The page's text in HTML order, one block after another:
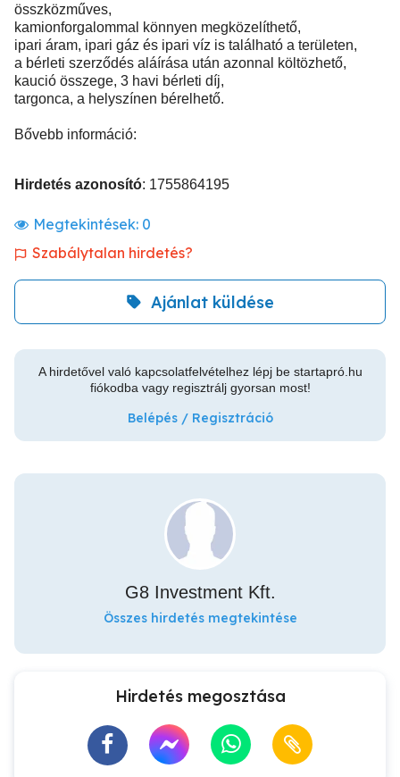
összközműves,
kamionforgalommal könnyen megközelíthető,
ipari áram, ipari gáz és ipari víz is található a területen,
a bérleti szerződés aláírása után azonnal költözhető,
kaució összege, 3 havi bérleti díj,
targonca, a helyszínen bérelhető.
Bővebb információ:
Hirdetés azonosító: 1755864195
Megtekintések: 0
Szabálytalan hirdetés?
Ajánlat küldése
A hirdetővel való kapcsolatfelvételhez lépj be startapró.hu
fiókodba vagy regisztrálj gyorsan most!
Belépés / Regisztráció
G8 Investment Kft.
Összes hirdetés megtekintése
Hirdetés megosztása